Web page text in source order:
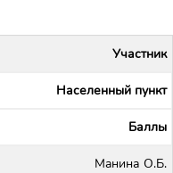
Участник
Населенный пункт
Баллы
Maнина О.Б.